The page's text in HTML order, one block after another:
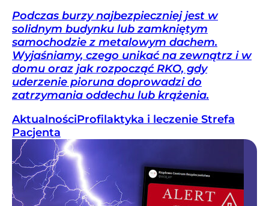
Podczas burzy najbezpieczniej jest w
solidnym budynku lub zamkniętym
samochodzie z metalowym dachem.
Wyjaśniamy, czego unikać na zewnątrz i w
domu oraz jak rozpocząć RKO, gdy
uderzenie pioruna doprowadzi do
zatrzymania oddechu lub krążenia.
AktualnościProfilaktyka i leczenie Strefa
Pacjenta